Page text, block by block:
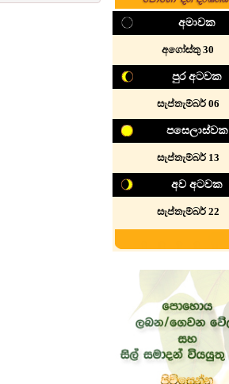
අමාවක
අගෝස්තු 30
පුර අටවක
සැප්තැම්බර් 06
පසෙලාස්වක
සැප්තැම්බර් 13
අව අටවක
සැප්තැම්බර් 22